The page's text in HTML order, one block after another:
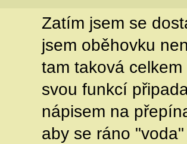
Zatím jsem se
jsem oběhovku
tam taková
svou funkcí
nápisem na
aby se ráno